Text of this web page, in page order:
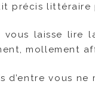
précis littéraire
vous laisse lire
mollement
d’entre vous